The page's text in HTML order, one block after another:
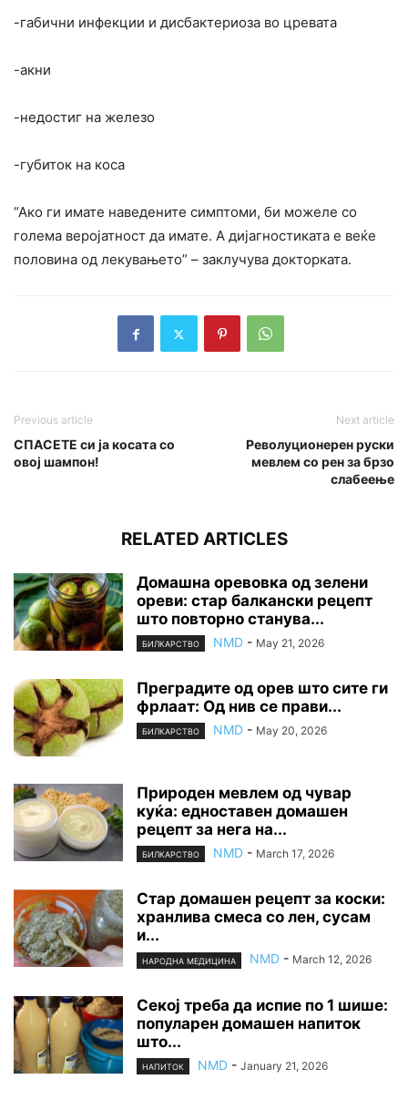
-габични инфекции и дисбактериоза во цревата
-акни
-недостиг на железо
-губиток на коса
“Ако ги имате наведените симптоми, би можеле со
голема веројатност да имате. А дијагностиката е веќе
половина од лекувањето” – заклучува докторката.
Previous article
СПАСЕТЕ си ја косата со
овој шампон!
Next article
Револуционерен руски
мевлем со рен за брзо
слабеење
RELATED ARTICLES
Домашна оревовка од зелени
ореви: стар балкански рецепт
што повторно станува...
БИЛКАРСТВО NMD - May 21, 2026
Преградите од орев што сите ги
фрлаат: Од нив се прави...
БИЛКАРСТВО NMD - May 20, 2026
Природен мевлем од чувар
куќа: едноставен домашен
рецепт за нега на...
БИЛКАРСТВО NMD - March 17, 2026
Стар домашен рецепт за коски:
хранлива смеса со лен, сусам
и...
НАРОДНА МЕДИЦИНА NMD - March 12, 2026
Секој треба да испие по 1 шише:
популарен домашен напиток
што...
НАПИТОК NMD - January 21, 2026